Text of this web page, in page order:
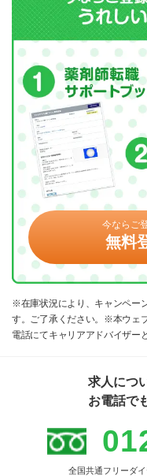
今ならご
無料
※在庫状況により、キャンペー
す。ご了承ください。※本ウェ
電話にてキャリアアドバイザー
求人につ
お電話で
全国共通フリーダ